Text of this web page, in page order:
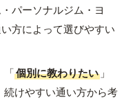
パーソナルジム・ヨ
方によって選びやすい
「個別に教わりたい 」
続けやすい通い方から考